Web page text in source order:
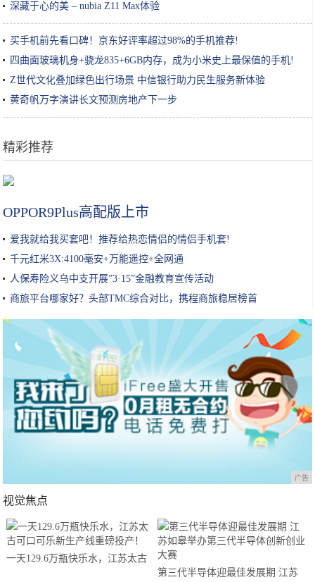
深藏于心的美 – nubia Z11 Max体验
买手机前先看口碑！京东好评率超过98%的手机推荐!
四曲面玻璃机身+骁龙835+6GB内存，成为小米史上最保值的手机!
Z世代文化叠加绿色出行场景 中信银行助力民生服务新体验
黄奇帆万字演讲长文预测房地产下一步
精彩推荐
OPPOR9Plus高配版上市
爱我就给我买套吧！推荐给热恋情侣的情侣手机套!
千元红米3X:4100毫安+万能遥控+全网通
人保寿险义乌中支开展”3·15”金融教育宣传活动
商旅平台哪家好？头部TMC综合对比，携程商旅稳居榜首
广告
视觉焦点
一天129.6万瓶快乐水，江苏太古
第三代半导体迎最佳发展期 江苏